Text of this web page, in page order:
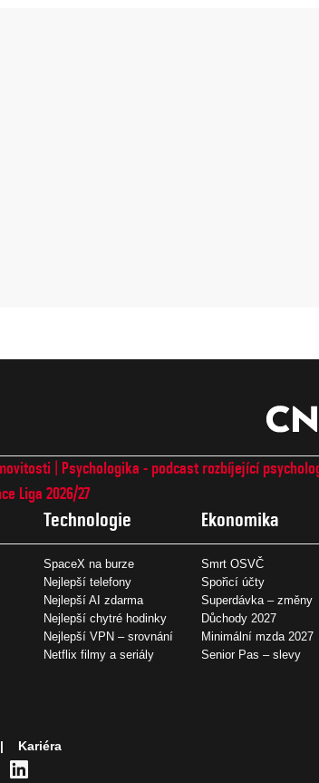
Psychologika - podcast rozbíjející
Liga 2026/27
Technologie
SpaceX na burze
Nejlepší telefony
Nejlepší AI zdarma
Nejlepší chytré hodinky
Nejlepší VPN – srovnání
Netflix filmy a seriály
Ekonomika
Smrt OSVČ
Spořicí účty
Superdávka – změny
Důchody 2027
Minimální mzda 2027
Senior Pas – slevy
Kariéra